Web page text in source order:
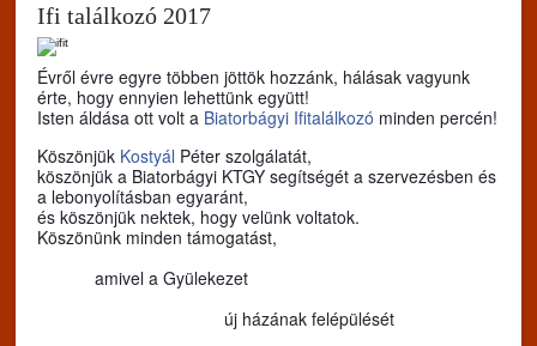
Ifi találkozó 2017
Évről évre egyre többen jöttök hozzánk, hálásak vagyunk
érte, hogy ennyien lehettünk együtt!
Isten áldása ott volt a Biatorbágyi Ifitalálkozó minden percén!
Köszönjük Kostyál Péter szolgálatát,
köszönjük a Biatorbágyi KTGY segítségét a szervezésben és
a lebonyolításban egyaránt,
és köszönjük nektek, hogy velünk voltatok.
Köszönünk minden támogatást,
amivel a Gyülekezet
új házának felépülését